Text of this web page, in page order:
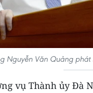
Nguyễn Văn Quảng
vụ Thành ủy Đà